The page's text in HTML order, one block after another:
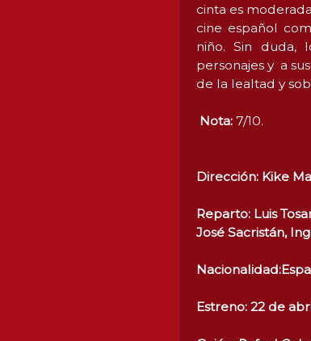
cinta es
cine español
niño. Sin duda,
personajes y a
de la lealtad y
Nota: 7/10.
Dirección: Kike
Reparto: Luis
José Sacristán,
Estreno: 22 de